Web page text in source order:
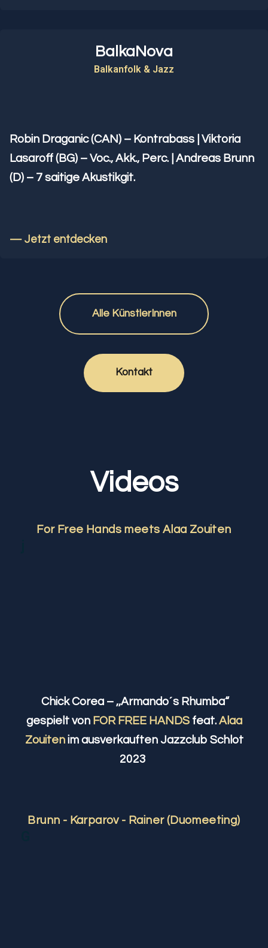
BalkaNova
Balkanfolk & Jazz
Robin Draganic (CAN) – Kontrabass | Viktoria
Lasaroff (BG) – Voc., Akk., Perc. | Andreas Brunn
(D) – 7 saitige Akustikgit.
— Jetzt entdecken
Alle KünstlerInnen
Kontakt
Videos
For Free Hands meets Alaa Zouiten
Chick Corea – ,,Armando´s Rhumba“
gespielt von FOR FREE HANDSfeat. Alaa
Zouitenim ausverkauften Jazzclub Schlot
2023
Brunn - Karparov - Rainer (Duomeeting)